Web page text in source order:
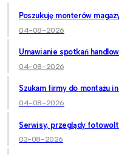
Poszukuję monterów
04-08-2026
Umawianie spotkań
04-08-2026
Szukam firmy do montażu
04-08-2026
Serwisy, przeglądy
03-08-2026